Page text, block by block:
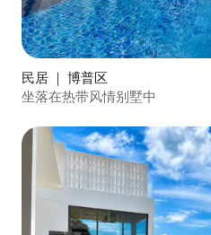
民居 ｜ 博普区
坐落在热带风情别墅中